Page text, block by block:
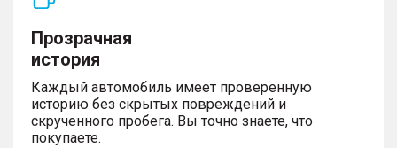
Прозрачная
история
Каждый автомобиль имеет проверенную
историю без скрытых повреждений и
скрученного пробега. Вы точно знаете, что
покупаете.